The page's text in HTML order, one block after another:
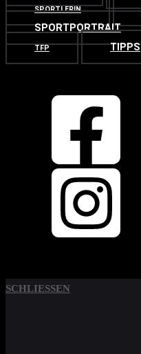
SPORTLERIN
SPORTPORTRAIT
TFP TIPPS
OBEN
SCHLIESSEN